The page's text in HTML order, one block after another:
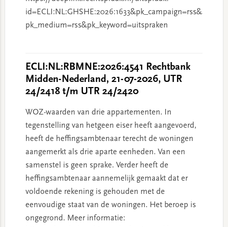
id=ECLI:NL:GHSHE:2026:1633&pk_campaign=rss&
pk_medium=rss&pk_keyword=uitspraken
ECLI:NL:RBMNE:2026:4541 Rechtbank
Midden-Nederland, 21-07-2026, UTR
24/2418 t/m UTR 24/2420
WOZ-waarden van drie appartementen. In
tegenstelling van hetgeen eiser heeft aangevoerd,
heeft de heffingsambtenaar terecht de woningen
aangemerkt als drie aparte eenheden. Van een
samenstel is geen sprake. Verder heeft de
heffingsambtenaar aannemelijk gemaakt dat er
voldoende rekening is gehouden met de
eenvoudige staat van de woningen. Het beroep is
ongegrond. Meer informatie: